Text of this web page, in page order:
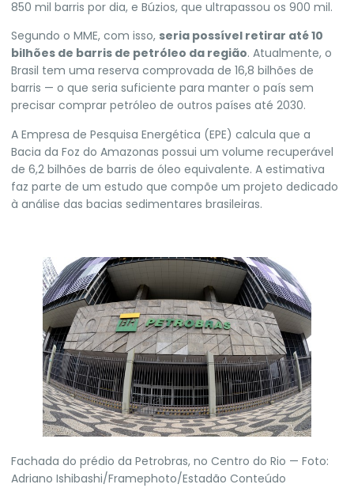
850 mil barris por dia, e Búzios, que ultrapassou os 900 mil.
Segundo o MME, com isso, seria possível retirar até 10
bilhões de barris de petróleo da região. Atualmente, o
Brasil tem uma reserva comprovada de 16,8 bilhões de
barris — o que seria suficiente para manter o país sem
precisar comprar petróleo de outros países até 2030.
A Empresa de Pesquisa Energética (EPE) calcula que a
Bacia da Foz do Amazonas possui um volume recuperável
de 6,2 bilhões de barris de óleo equivalente. A estimativa
faz parte de um estudo que compõe um projeto dedicado
à análise das bacias sedimentares brasileiras.
Fachada do prédio da Petrobras, no Centro do Rio — Foto:
Adriano Ishibashi/Framephoto/Estadão Conteúdo